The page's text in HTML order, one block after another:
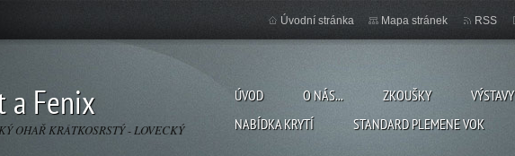
a Fenix
OHAŘ KRÁTKOSRSTÝ - LOVECKÝ
ÚVOD O NÁS... ZKOUŠKY VÝSTAVY
NABÍDKA KRYTÍ
STANDARD PLEMENE VOK
Úvodní stránka Mapa stránek RSS